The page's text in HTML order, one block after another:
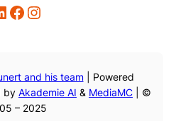
Facebook Instagram
and his team| Powered
by Akademie AI & MediaMC | ©
– 2025